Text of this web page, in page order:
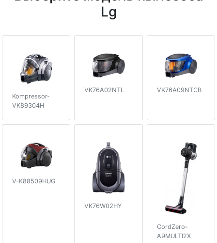
Lg
Kompressor-
VK89304H
VK76A02NTL VK76A09NTCB
V-K88509HUG
VK76W02HY
CordZero-
A9MULTI2X